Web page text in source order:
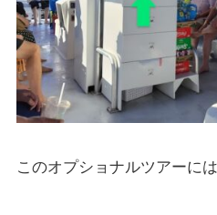
このオプショナルツアーに